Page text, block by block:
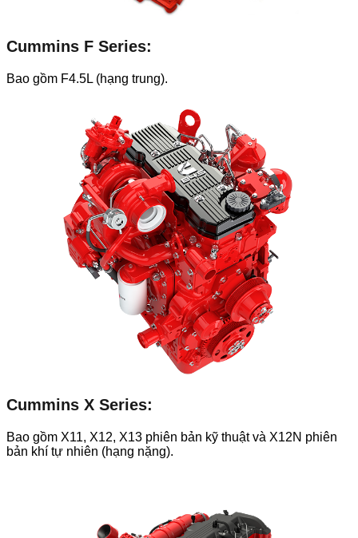
Cummins F Series:
Bao gồm F4.5L (hạng trung).
Cummins X Series:
Bao gồm X11, X12, X13 phiên bản kỹ thuật và X12N phiên
bản khí tự nhiên (hạng nặng).